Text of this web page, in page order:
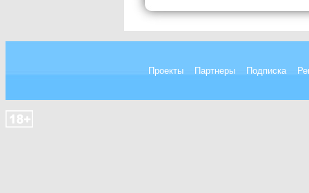
Проекты Партнеры Подписка